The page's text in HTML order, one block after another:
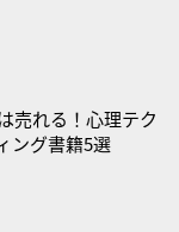
売れる！心理テク
ング書籍5選